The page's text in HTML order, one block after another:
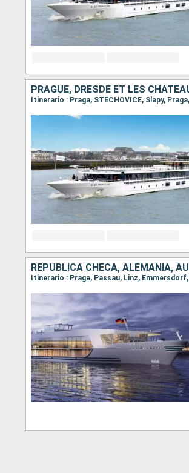
Itinerario : Praga, STECHOVICE, Slapy,
REPÚBLICA CHECA, ALEMANIA,
Itinerario : Praga, Passau, Linz,